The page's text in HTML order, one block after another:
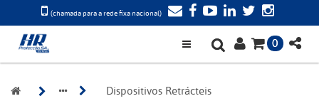
(chamada para a rede fixa nacional)
0
Dispositivos Retrácteis